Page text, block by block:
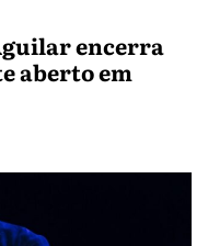
encerra
aberto em